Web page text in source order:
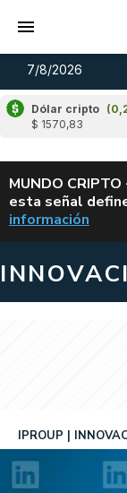
7/8/2026
Dólar cripto
$ 1570,83
MUNDO
esta señal
información
IPROUP